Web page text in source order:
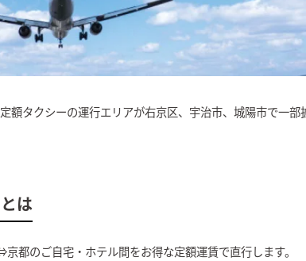
額タクシーの運行エリアが右京区、宇治市、城陽市で一部
は
都のご自宅・ホテル間をお得な定額運賃で直行します。